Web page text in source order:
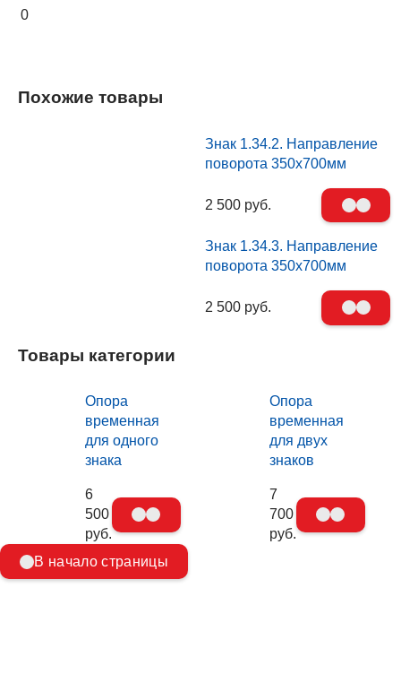
0
Похожие товары
Знак 1.34.2. Направление
поворота 350х700мм
2 500 руб.
Знак 1.34.3. Направление
поворота 350х700мм
2 500 руб.
Товары категории
Опора
временная
для одного
знака
6
500
руб.
Опора
временная
для двух
знаков
7
700
руб.
В начало страницы